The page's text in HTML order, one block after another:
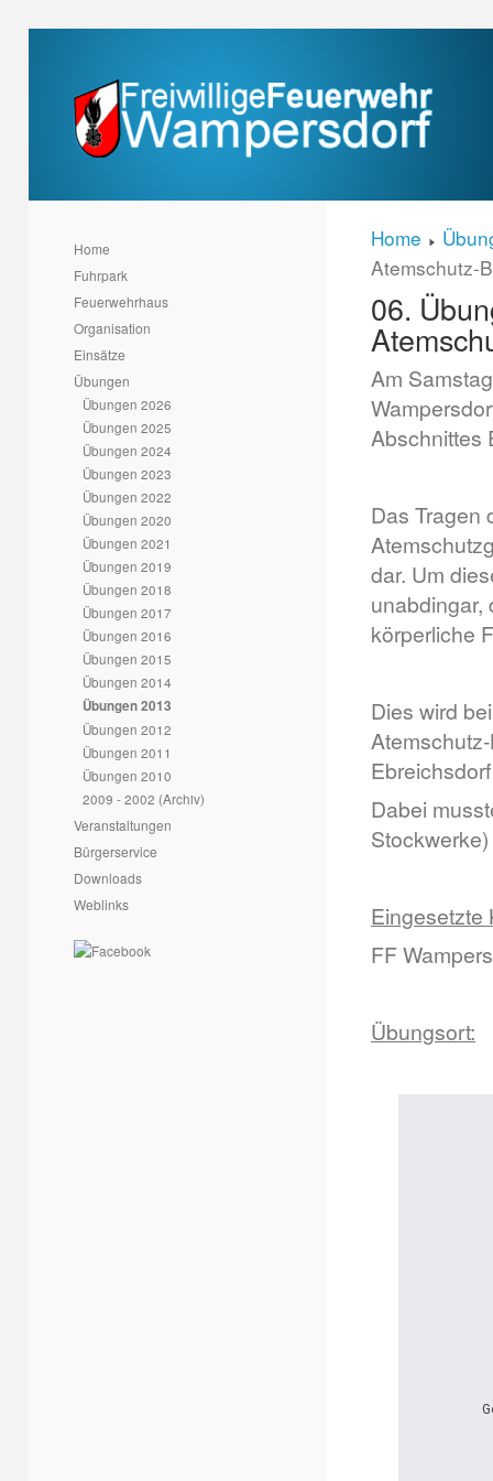
Home
Fuhrpark
Feuerwehrhaus
Organisation
Einsätze
Übungen
Übungen 2026
Übungen 2025
Übungen 2024
Übungen 2023
Übungen 2022
Übungen 2020
Übungen 2021
Übungen 2019
Übungen 2018
Übungen 2017
Übungen 2016
Übungen 2015
Übungen 2014
Übungen 2013
Übungen 2012
Übungen 2011
Übungen 2010
2009 - 2002 (Archiv)
Veranstaltungen
Bürgerservice
Downloads
Weblinks
Home
Atemschutz-
06.
Am
Abschnittes
Das Tragen
dar. Um
unabdingar,
körperliche
Dies wird
Dabei
Eingesetzte
FF
Übungsort: